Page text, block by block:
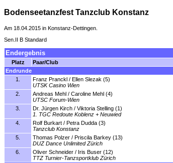
Bodenseetanzfest Tanzclub Konstanz
Am 18.04.2015 in Konstanz-Dettingen.
Sen.II B Standard
Endergebnis
Platz
Paar/Club
Endrunde
1.
Franz Pranckl / Ellen Slezak (5)
UTSK Casino Wien
2.
Andreas Mehl / Caroline Mehl (4)
UTSC Forum-Wien
3.
Dr. Jürgen Kirch / Viktoria Stelling (1)
1. TGC Redoute Koblenz + Neuwied
4.
Rolf Burkart / Petra Dudda (3)
Tanzclub Konstanz
5.
Thomas Polzer / Priscila Barkey (13)
DUZ Dance Unlimited Zürich
6.
Oliver Schneider / Iris Buser (12)
TTZ Turnier-Tanzsportklub Zürich